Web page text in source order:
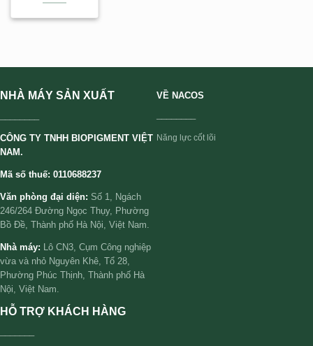
NHÀ MÁY SẢN XUẤT
CÔNG TY TNHH BIOPIGMENT VIỆT
NAM.
Mã số thuế: 0110688237
Văn phòng đại diện: Số 1, Ngách
246/264 Đường Ngọc Thụy, Phường
Bồ Đề, Thành phố Hà Nội, Việt Nam.
Nhà máy:
Lô CN3, Cụm Công nghiệp
vừa và nhỏ Nguyên Khê, Tổ 28,
Phường Phúc Thịnh, Thành phố Hà
Nội, Việt Nam.
VỀ NACOS
Năng lực cốt lõi
HỖ TRỢ KHÁCH HÀNG